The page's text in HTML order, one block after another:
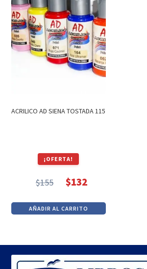
ACRILICO AD SIENA TOSTADA 115
¡OFERTA!
$155
precio
original
$132
precio
actual
AÑADIR AL CARRITO